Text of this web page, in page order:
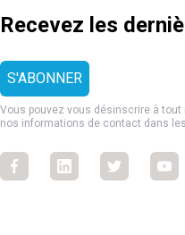
Recevez les
Vous pouvez vous désinscrire à
nos informations de contact dans les
FacebookFacebookFacebook